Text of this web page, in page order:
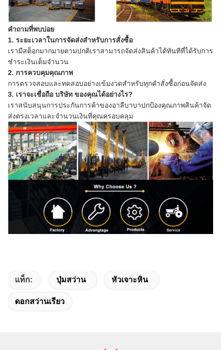
คำถามที่พบบ่อย
1. ระยะเวลาในการจัดส่งสำหรับการสั่งซื้อ
เรามีสต็อกมากมายตามปกติเราสามารถจัดส่งสินค้าได้ทันทีที่ได้รับการ
ชำระเงินเต็มจำนวน
2. การควบคุมคุณภาพ
การตรวจสอบและทดสอบอย่างเข้มงวดสำหรับทุกคำสั่งซื้อก่อนจัดส่ง
3. เราจะเชื่อถือ บริษัท ของคุณได้อย่างไร?
เราสนับสนุนการประกันการค้าของอาลีบาบาปกป้องคุณภาพสินค้าจัด
ส่งตรงเวลาและจำนวนเงินที่คุณครอบคลุม
แท็ก: ปุ่มสว่าน หัวเจาะหิน
ดอกสว่านเรียว